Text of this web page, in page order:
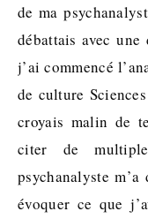
de ma
débattais avec
j’ai commencé
de culture
croyais malin de
citer de
psychanalyste
évoquer ce que